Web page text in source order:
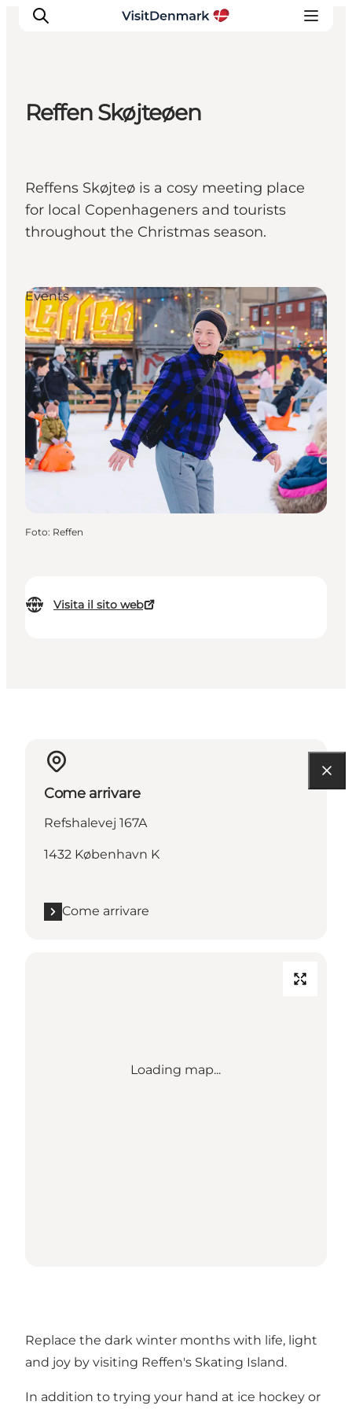
Cosa fare
Dove dormire
Pianifica il viaggio
Reffen Skøjteøen
Reffens Skøjteø is a cosy meeting place
for local Copenhageners and tourists
throughout the Christmas season.
Visita il sito web
Events
Foto: Reffen
Come arrivare
Refshalevej 167A
1432 København K
Come arrivare
Loading map...
Replace the dark winter months with life, light
and joy by visiting Reffen's Skating Island.
In addition to trying your hand at ice hockey or